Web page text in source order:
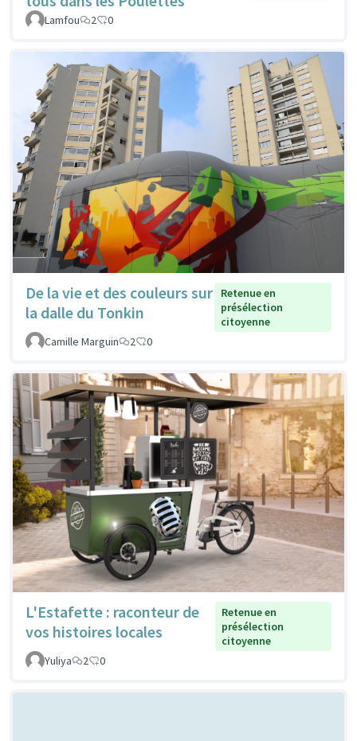
Lamfou 2 0
De la vie et des couleurs sur
la dalle du Tonkin
Retenue en
présélection
citoyenne
Camille Marguin
2 0
L'Estafette : raconteur de
vos histoires locales
Retenue en
présélection
citoyenne
Yuliya
2 0